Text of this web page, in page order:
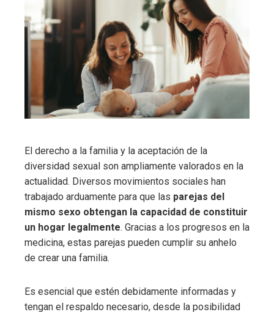
El derecho a la familia y la aceptación de la
diversidad sexual son ampliamente valorados en la
actualidad. Diversos movimientos sociales han
trabajado arduamente para que las parejas del
mismo sexo obtengan la capacidad de constituir
un hogar legalmente. Gracias a los progresos en la
medicina, estas parejas pueden cumplir su anhelo
de crear una familia.
Es esencial que estén debidamente informadas y
tengan el respaldo necesario, desde la posibilidad